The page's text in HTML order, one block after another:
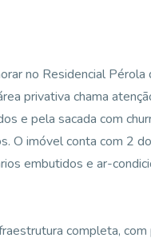
no Residencial
privativa chama
e pela sacada com
O imóvel conta com 2
embutidos e ar-
completa,